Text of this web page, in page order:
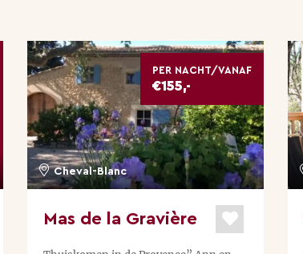
PER NACHT/VANAF
€155,-
Cheval-Blanc
Mas de la Gravière